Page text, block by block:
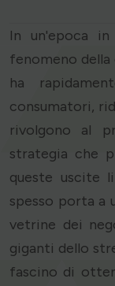
In un'epoca
fenomeno
ha
consumatori,
rivolgono al
strategia che
queste uscite
spesso porta a
vetrine dei
giganti dello
fascino di